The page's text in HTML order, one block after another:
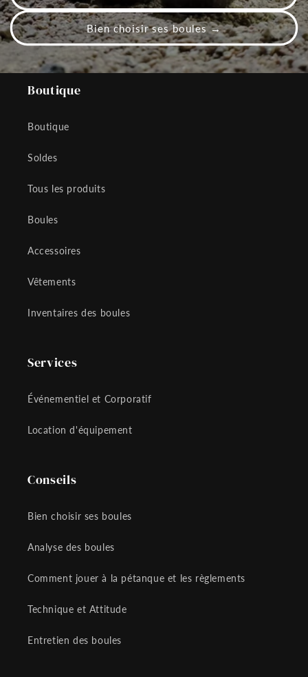
Bien choisir ses boules →
Boutique
Boutique
Soldes
Tous les produits
Boules
Accessoires
Vêtements
Inventaires des boules
Services
Événementiel et Corporatif
Location d'équipement
Conseils
Bien choisir ses boules
Analyse des boules
Comment jouer à la pétanque et les règlements
Technique et Attitude
Entretien des boules